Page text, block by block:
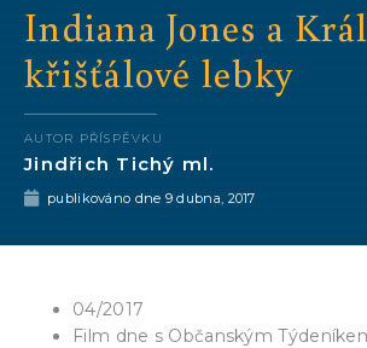
Indiana Jones a
křišťálové lebky
AUTOR PŘÍSPĚVKU
Jindřich Tichý ml.
publikováno dne 9 dubna, 2017
04/2017
Film dne s Občanským